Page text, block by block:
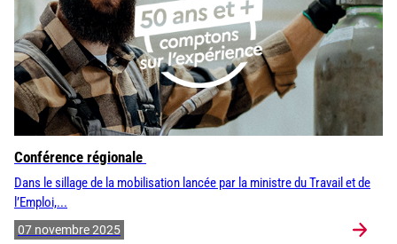
Conférence régionale
Dans le sillage de la mobilisation lancée par la ministre du Travail et de
l’Emploi,...
07 novembre 2025